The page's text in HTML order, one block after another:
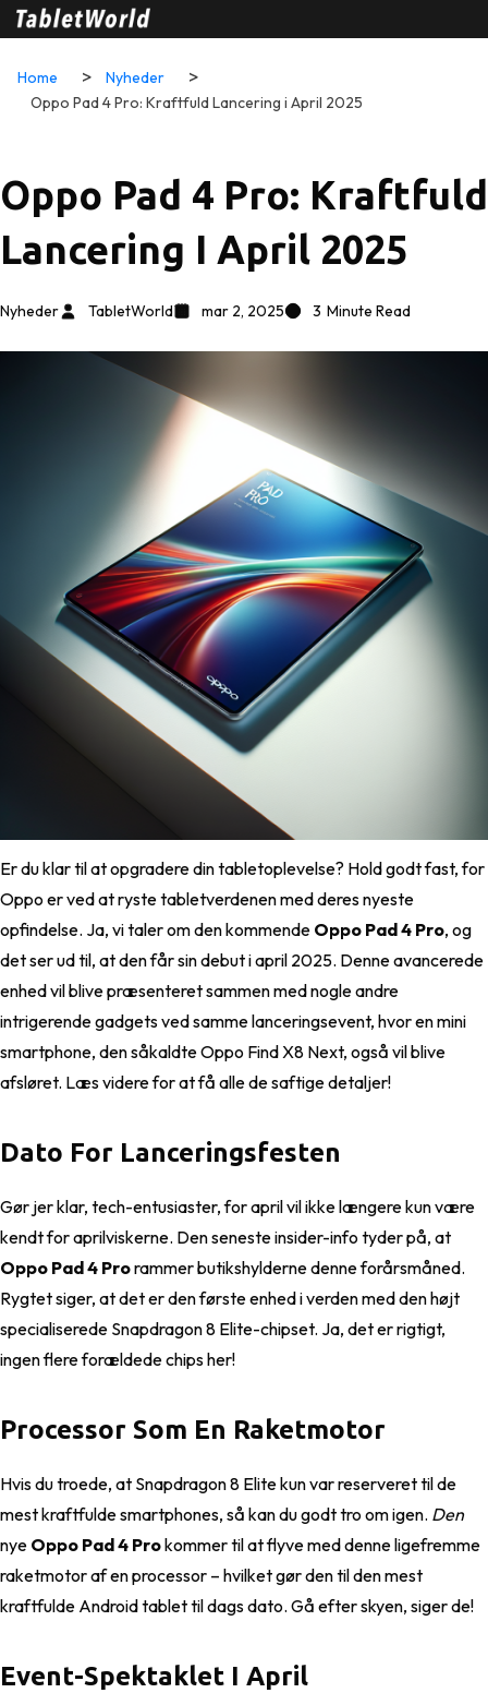
Home
Nyheder
Oppo Pad 4 Pro: Kraftfuld Lancering i April 2025
Oppo Pad 4 Pro: Kraftfuld
Lancering I April 2025
Nyheder TabletWorld mar 2, 2025 3 Minute Read
Er du klar til at opgradere din tabletoplevelse? Hold godt fast, for
Oppo er ved at ryste tabletverdenen med deres nyeste
opfindelse. Ja, vi taler om den kommende Oppo Pad 4 Pro, og
det ser ud til, at den får sin debut i april 2025. Denne avancerede
enhed vil blive præsenteret sammen med nogle andre
intrigerende gadgets ved samme lanceringsevent, hvor en mini
smartphone, den såkaldte Oppo Find X8 Next, også vil blive
afsløret. Læs videre for at få alle de saftige detaljer!
Dato For Lanceringsfesten
Gør jer klar, tech-entusiaster, for april vil ikke længere kun være
kendt for aprilviskerne. Den seneste insider-info tyder på, at
Oppo Pad 4 Prorammer butikshylderne denne forårsmåned.
Rygtet siger, at det er den første enhed i verden med den højt
specialiserede Snapdragon 8 Elite-chipset. Ja, det er rigtigt,
ingen flere forældede chips her!
Processor Som En Raketmotor
Hvis du troede, at Snapdragon 8 Elite kun var reserveret til de
mest kraftfulde smartphones, så kan du godt tro om igen. Den
nye Oppo Pad 4 Prokommer til at flyve med denne ligefremme
raketmotor af en processor – hvilket gør den til den mest
kraftfulde Android tablet til dags dato. Gå efter skyen, siger de!
Event-Spektaklet I April